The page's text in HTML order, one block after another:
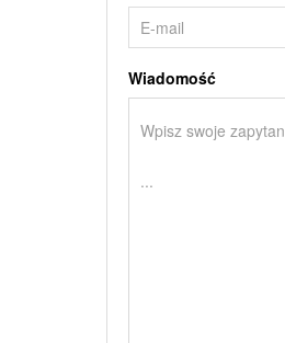
Wiadomość